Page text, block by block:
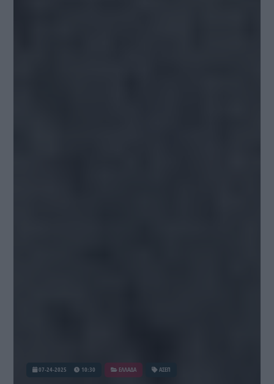
07-24-2025 10:30 ΕΛΛΑΔΑ ΑΣΕΠ